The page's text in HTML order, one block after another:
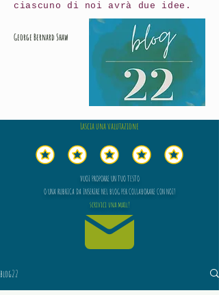
ciascuno di noi avrà due idee.
George Bernard Shaw
Lascia una valutazione
VUOI PROPORRE UN TUO TESTO
O UNA RUBRICA DA INSERIRE NEL BLOG PER COLLABORARE CON NOI?
scrivici una mail!
blog22